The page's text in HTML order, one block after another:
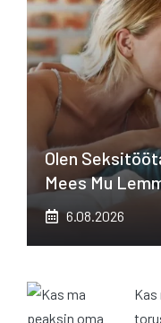
Olen
Mees Mu
6.08.2026
Kas